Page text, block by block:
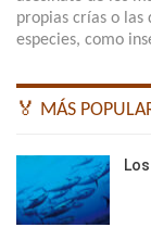
propias crías o las
especies, como
🏅 MÁS